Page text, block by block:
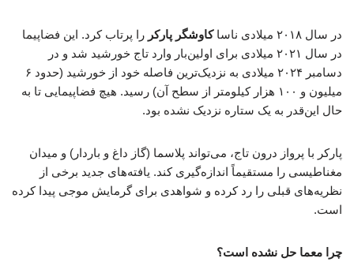
در سال ۲۰۱۸ میلادی ناسا کاوشگر پارکر را پرتاب کرد. این فضاپیما
در سال ۲۰۲۱ میلادی برای اولین‌بار وارد تاج خورشید شد و در
دسامبر ۲۰۲۴ میلادی به نزدیک‌ترین فاصله خود از خورشید (حدود ۶
میلیون و ۱۰۰ هزار کیلومتر از سطح آن) رسید. هیچ فضاپیمایی تا به
حال این‌قدر به یک ستاره نزدیک نشده بود.
پارکر با پرواز درون تاج، می‌تواند پلاسما (گاز داغ و باردار) و میدان
مغناطیسی را مستقیماً اندازه‌گیری کند. یافته‌های جدید برخی از
نظریه‌های قبلی را رد کرده و شواهدی برای گرمایش موجی پیدا کرده
است.
چرا معما حل نشده است؟